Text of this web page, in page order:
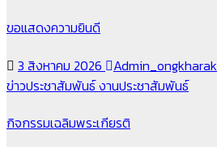
ขอแสดงความยินดี
3 สิงหาคม 2026
Admin_ongkharak
ข่าวประชาสัมพันธ์งานประชาสัมพันธ์
กิจกรรมเฉลิมพระเกียรติ